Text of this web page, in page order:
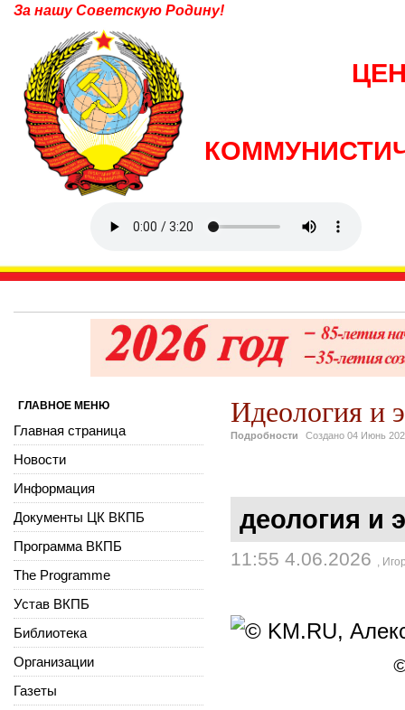
За нашу Советскую Родину!
Идеология и
Подробности Создано 04 Июнь
деология и
11:55 4.06.2026 ,
ГЛАВНОЕ МЕНЮ
Главная страница
Новости
Информация
Документы ЦК ВКПБ
Программа ВКПБ
The Programme
Устав ВКПБ
Библиотека
Организации
Газеты